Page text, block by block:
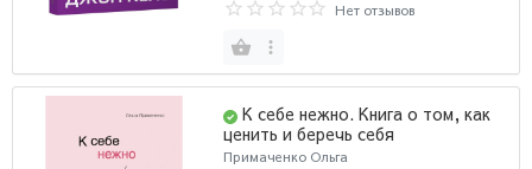
Нет отзывов
К себе нежно. Книга о том, как
ценить и беречь себя
Примаченко Ольга